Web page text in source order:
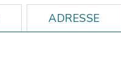
ADRESSE